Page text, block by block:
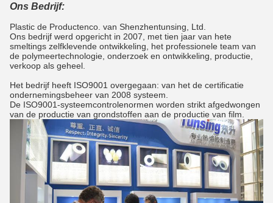
Ons Bedrijf:
Plastic de Productenco. van Shenzhentunsing, Ltd.
Ons bedrijf werd opgericht in 2007, met tien jaar van hete
smeltings zelfklevende ontwikkeling, het professionele team van
de polymeertechnologie, onderzoek en ontwikkeling, productie,
verkoop als geheel.
Het bedrijf heeft ISO9001 overgegaan: van het de certificatie
ondernemingsbeheer van 2008 systeem.
De ISO9001-systeemcontrolenormen worden strikt afgedwongen
van de productie van grondstoffen aan de productie van film.